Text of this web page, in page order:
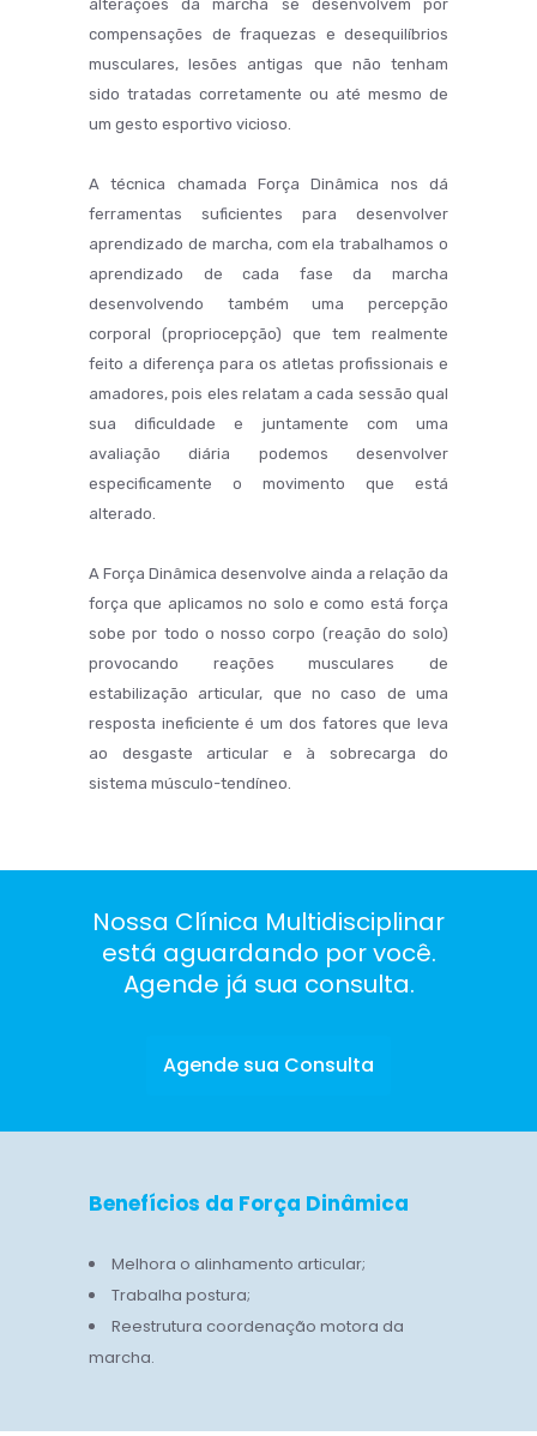
alterações da marcha se desenvolvem por
compensações de fraquezas e desequilíbrios
musculares, lesões antigas que não tenham
sido tratadas corretamente ou até mesmo de
um gesto esportivo vicioso.
A técnica chamada Força Dinâmica nos dá
ferramentas suficientes para desenvolver
aprendizado de marcha, com ela trabalhamos o
aprendizado de cada fase da marcha
desenvolvendo também uma percepção
corporal (propriocepção) que tem realmente
feito a diferença para os atletas profissionais e
amadores, pois eles relatam a cada sessão qual
sua dificuldade e juntamente com uma
avaliação diária podemos desenvolver
especificamente o movimento que está
alterado.
A Força Dinâmica desenvolve ainda a relação da
força que aplicamos no solo e como está força
sobe por todo o nosso corpo (reação do solo)
provocando reações musculares de
estabilização articular, que no caso de uma
resposta ineficiente é um dos fatores que leva
ao desgaste articular e à sobrecarga do
sistema músculo-tendíneo.
Nossa Clínica Multidisciplinar
está aguardando por você.
Agende já sua consulta.
Agende sua Consulta
Benefícios da Força Dinâmica
Melhora o alinhamento articular;
Trabalha postura;
Reestrutura coordenação motora da
marcha.